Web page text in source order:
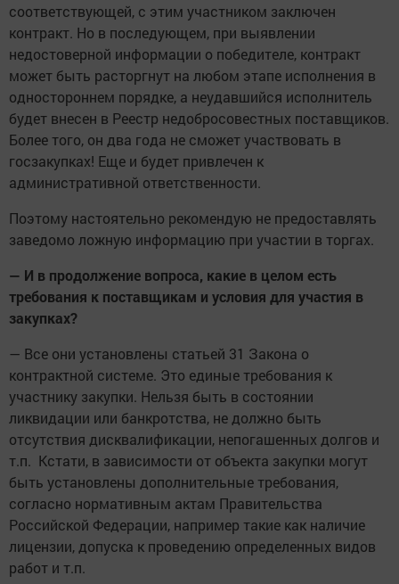
соответствующей, с этим участником заключен
контракт. Но в последующем, при выявлении
недостоверной информации о победителе, контракт
может быть расторгнут на любом этапе исполнения в
одностороннем порядке, а неудавшийся исполнитель
будет внесен в Реестр недобросовестных поставщиков.
Более того, он два года не сможет участвовать в
госзакупках! Еще и будет привлечен к
административной ответственности.
Поэтому настоятельно рекомендую не предоставлять
заведомо ложную информацию при участии в торгах.
— И в продолжение вопроса, какие в целом есть
требования к поставщикам и условия для участия в
закупках?
— Все они установлены статьей 31 Закона о
контрактной системе. Это единые требования к
участнику закупки. Нельзя быть в состоянии
ликвидации или банкротства, не должно быть
отсутствия дисквалификации, непогашенных долгов и
т.п. Кстати, в зависимости от объекта закупки могут
быть установлены дополнительные требования,
согласно нормативным актам Правительства
Российской Федерации, например такие как наличие
лицензии, допуска к проведению определенных видов
работ и т.п.